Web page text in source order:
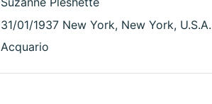
31/01/1937 New York, New York, U.S.A.
Acquario